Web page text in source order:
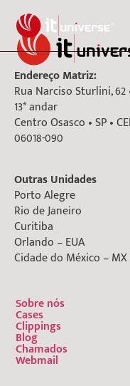
Endereço Matriz:
Rua Narciso Sturlini, 62
13* andar
Centro Osasco • SP •
06018-090
Outras Unidades
Porto Alegre
Rio de Janeiro
Curitiba
Orlando – EUA
Cidade do México – MX
Sobre nós
Cases
Clippings
Blog
Chamados
Webmail